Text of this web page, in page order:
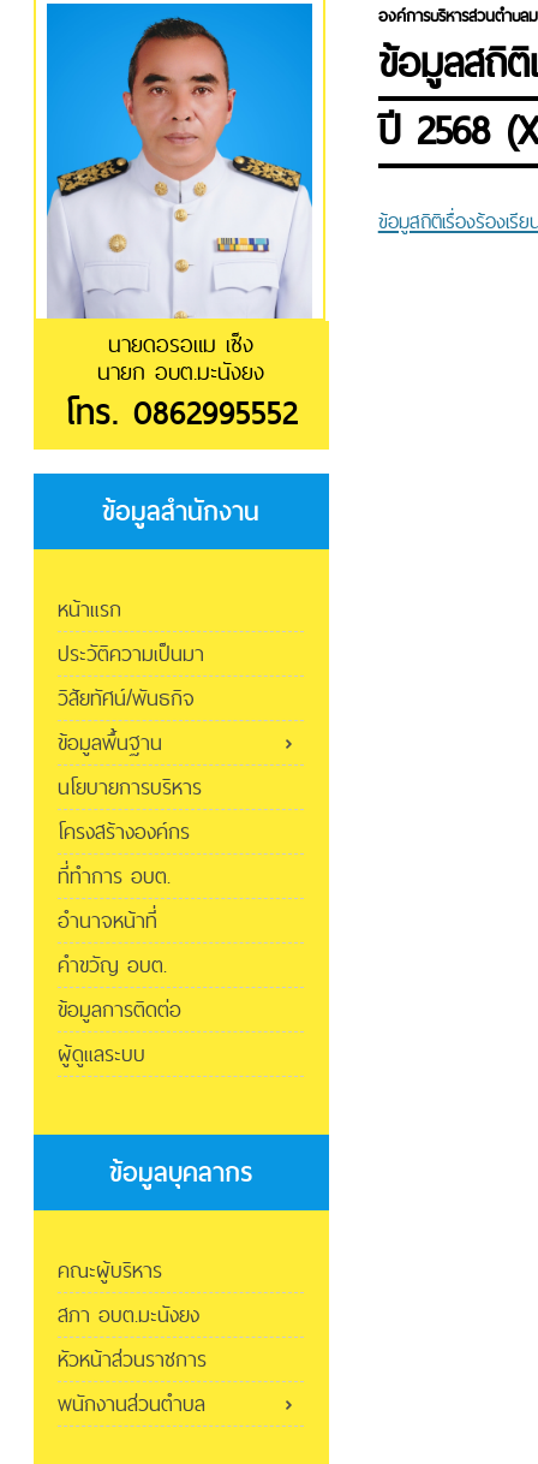
นายดอรอแม เซ็ง
นายก อบต.มะนังยง
โทร. 0862995552
ข้อมูลสำนักงาน
หน้าแรก
ประวัติความเป็นมา
วิสัยทัศน์/พันธกิจ
ข้อมูลพื้นฐาน
นโยบายการบริหาร
โครงสร้างองค์กร
ที่ทำการ อบต.
อำนาจหน้าที่
คำขวัญ อบต.
ข้อมูลการติดต่อ
ผู้ดูแลระบบ
ข้อมูลบุคลากร
คณะผู้บริหาร
สภา อบต.มะนังยง
หัวหน้าส่วนราชการ
พนักงานส่วนตำบล
องค์การบริหารส่วนตำบล
ข้อมูลสถิติ
ปี 2568
ข้อมูสถิติเรื่องร้องเรี